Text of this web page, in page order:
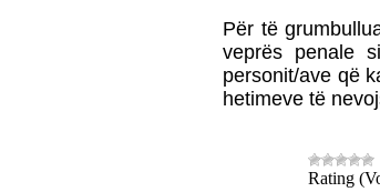
Për të
veprës penale
personit/ave që
hetimeve të
Rating